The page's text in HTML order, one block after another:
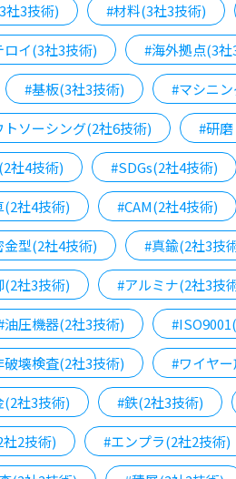
社3技術) #材料(3社3技術)
ロイ(3社3技術) #海外拠点(3社
#基板(3社3技術) #マシニ
トソーシング(2社6技術) #研
社4技術) #SDGs(2社4技術)
(2社4技術) #CAM(2社4技術)
金型(2社4技術) #真鍮(2社3技
(2社3技術) #アルミナ(2社3技
油圧機器(2社3技術)
破壊検査(2社3技術) #ワイヤ
社3技術) #鉄(2社3技術)
2技術) #エンプラ(2社2技術)